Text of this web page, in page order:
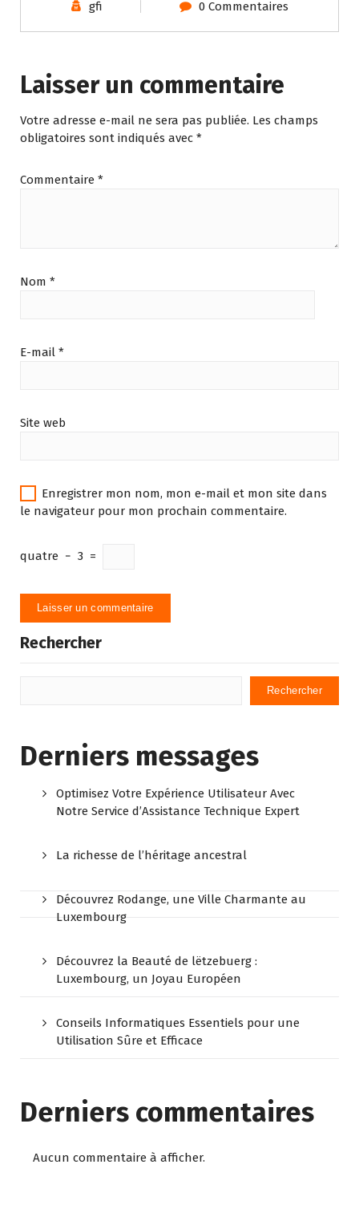
gfi 0 Commentaires
Laisser un commentaire
Votre adresse e-mail ne sera pas publiée. Les champs
obligatoires sont indiqués avec *
Commentaire *
Nom *
E-mail *
Site web
Enregistrer mon nom, mon e-mail et mon site dans
le navigateur pour mon prochain commentaire.
quatre − 3 =
Rechercher
Rechercher
Derniers messages
Optimisez Votre Expérience Utilisateur Avec
Notre Service d’Assistance Technique Expert
La richesse de l’héritage ancestral
Découvrez Rodange, une Ville Charmante au
Luxembourg
Découvrez la Beauté de lëtzebuerg :
Luxembourg, un Joyau Européen
Conseils Informatiques Essentiels pour une
Utilisation Sûre et Efficace
Derniers commentaires
Aucun commentaire à afficher.